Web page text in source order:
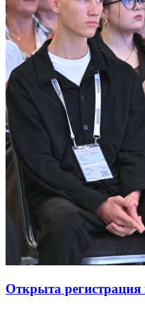
Открыта